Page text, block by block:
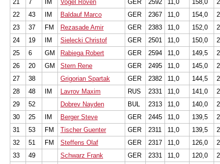
21 7 IM Vogel Roven GER 2592 11,0 158,0
22
43 IM Baldauf Marco GER 2367 11,0 154,0
23
37 FM Rezasade Amir GER 2383 11,0 152,0
24
19 IM Sielecki Christof GER 2501 11,0 150,0
25
6 GM Rabiega Robert GER 2594 11,0 149,5
26
20 GM Stern Rene GER 2495 11,0 145,0
27
38 Grigorian Spartak GER 2382 11,0 144,5
28
48 IM Lavrov Maxim RUS 2331 11,0 141,0
29
52 Dobrev Nayden BUL 2313 11,0 140,0
30
25 IM Berger Steve GER 2445 11,0 139,5
31
53 FM Tischer Guenter GER 2311 11,0 139,5
32
51 FM Steffens Olaf GER 2317 11,0 126,0
33
49 Schwarz Frank GER 2331 11,0 120,0